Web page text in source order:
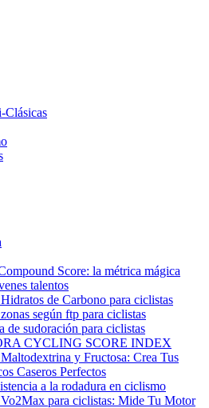
Clásicas
Score: la métrica mágica
talentos
de Carbono para ciclistas
según ftp para ciclistas
de sudoración para ciclistas
CYCLING SCORE INDEX
y Fructosa: Crea Tus
Caseros Perfectos
a la rodadura en ciclismo
para ciclistas: Mide Tu Motor